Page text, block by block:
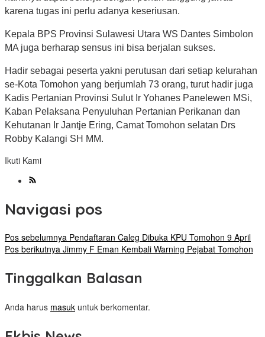
karena tugas ini perlu adanya keseriusan.
Kepala BPS Provinsi Sulawesi Utara WS Dantes Simbolon
MA juga berharap sensus ini bisa berjalan sukses.
Hadir sebagai peserta yakni perutusan dari setiap kelurahan
se-Kota Tomohon yang berjumlah 73 orang, turut hadir juga
Kadis Pertanian Provinsi Sulut Ir Yohanes Panelewen MSi,
Kaban Pelaksana Penyuluhan Pertanian Perikanan dan
Kehutanan Ir Jantje Ering, Camat Tomohon selatan Drs
Robby Kalangi SH MM.
Ikuti Kami
Navigasi pos
Pos sebelumnya Pendaftaran Caleg Dibuka KPU Tomohon 9 April
Pos berikutnya Jimmy F Eman Kembali Warning Pejabat Tomohon
Tinggalkan Balasan
Anda harus masuk untuk berkomentar.